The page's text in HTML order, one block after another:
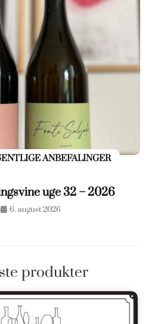
ANBEFALINGER
uge 32 – 2026
6. august 2026
produkter